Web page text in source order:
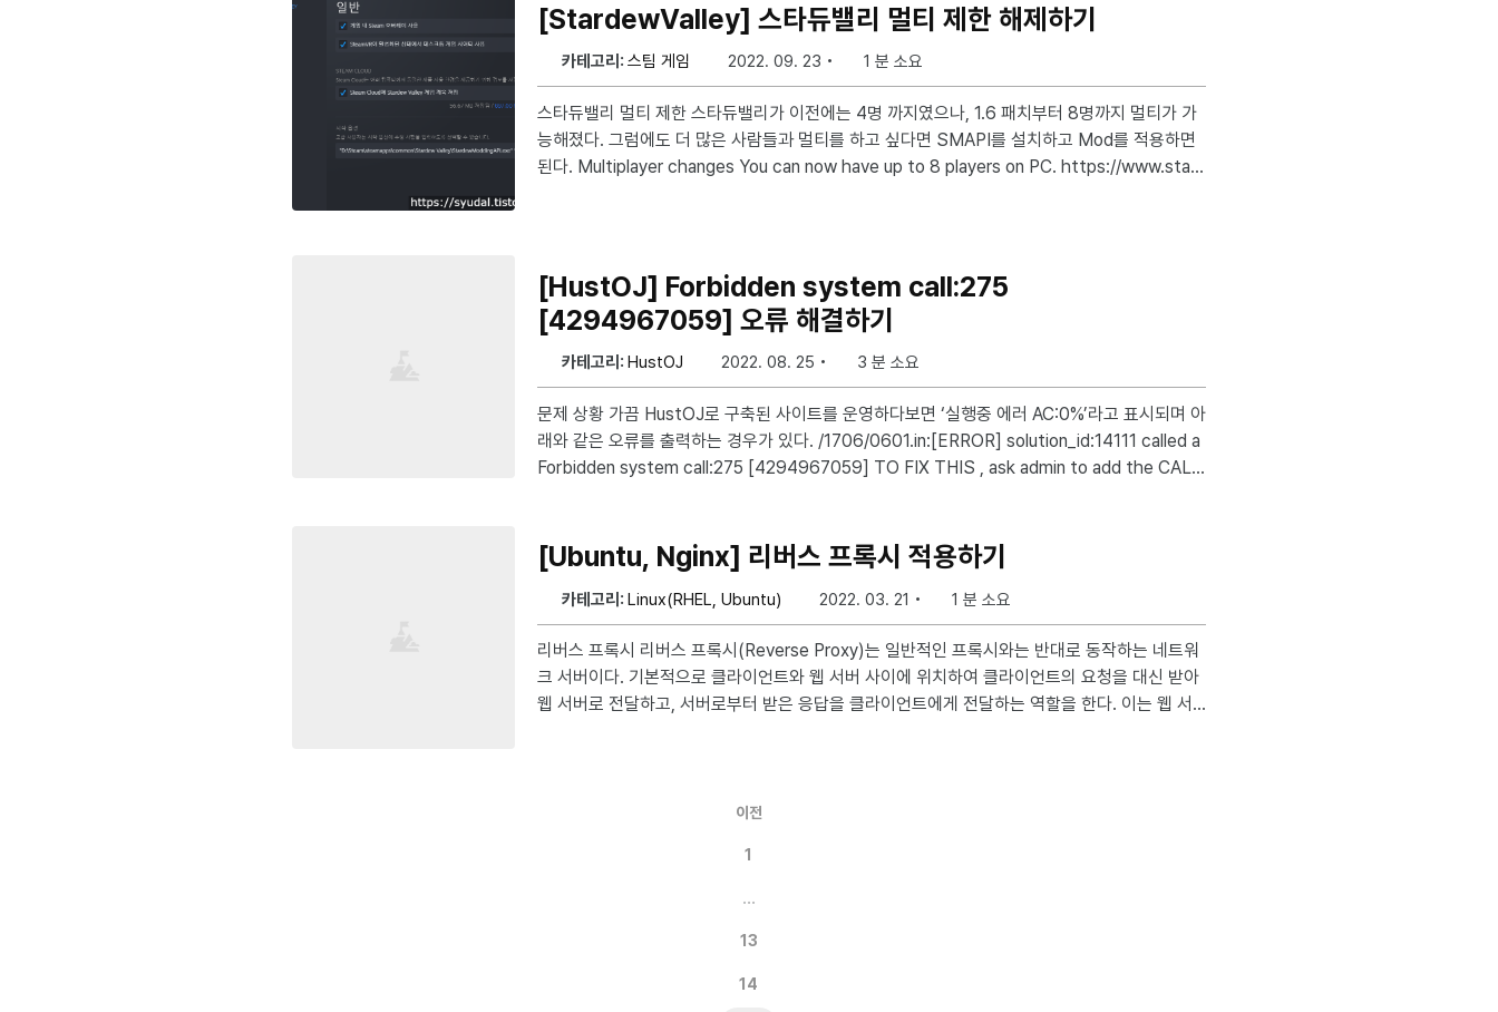
[StardewValley] 스타듀밸리 멀티 제한 해제하기
카테고리: 스팀 게임 2022. 09. 23 1 분 소요
스타듀밸리 멀티 제한 스타듀밸리가 이전에는 4명 까지였으나, 1.6 패치부터 8명까지 멀티가 가
능해졌다. 그럼에도 더 많은 사람들과 멀티를 하고 싶다면 SMAPI를 설치하고 Mod를 적용하면
된다. Multiplayer changes You can now have up to 8 players on PC. https://www.stard
[HustOJ] Forbidden system call:275
[4294967059] 오류 해결하기
카테고리: HustOJ 2022. 08. 25 3 분 소요
문제 상황 가끔 HustOJ로 구축된 사이트를 운영하다보면 ‘실행중 에러 AC:0%’라고 표시되며 아
래와 같은 오류를 출력하는 경우가 있다. /1706/0601.in:[ERROR] solution_id:14111 called a
Forbidden system call:275 [4294967059] TO FIX THIS , ask admin to add the CALLI
lan.zhihu.com/p/24498599
[Ubuntu, Nginx] 리버스 프록시 적용하기
카테고리: Linux(RHEL, Ubuntu) 2022. 03. 21 1 분 소요
리버스 프록시 리버스 프록시(Reverse Proxy)는 일반적인 프록시와는 반대로 동작하는 네트워
크 서버이다. 기본적으로 클라이언트와 웹 서버 사이에 위치하여 클라이언트의 요청을 대신 받아
웹 서버로 전달하고, 서버로부터 받은 응답을 클라이언트에게 전달하는 역할을 한다. 이는 웹 서
ody_size 100M; #100mb 이상 업로
이전
1
…
13
14